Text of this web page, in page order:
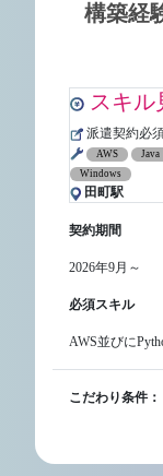
構築経
スキル
派遣契約必
AWS Java
Windows
田町駅
契約期間
2026年9月～
必須スキル
AWS並びに
こだわり条件：